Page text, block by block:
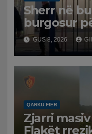
Sherr në
burgosur
spital
GUS 8, 2026
QARKU FIER
Zjarri
Flakët